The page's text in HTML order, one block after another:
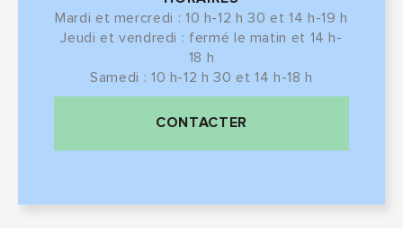
Mardi et mercredi : 10 h-12 h 30 et 14 h-19 h
Jeudi et vendredi : fermé le matin et 14 h-
18 h
Samedi : 10 h-12 h 30 et 14 h-18 h
CONTACTER